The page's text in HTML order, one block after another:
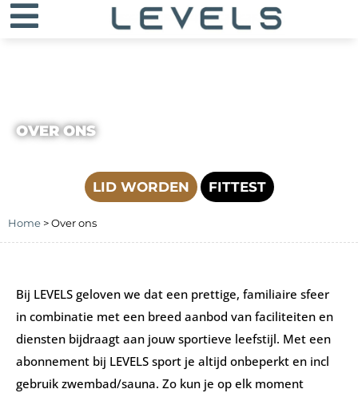
OVER ONS
LID WORDEN FITTEST
Home >Over ons
Bij LEVELS geloven we dat een prettige, familiaire sfeer
in combinatie met een breed aanbod van faciliteiten en
diensten bijdraagt aan jouw sportieve leefstijl. Met een
abonnement bij LEVELS sport je altijd onbeperkt en incl
gebruik zwembad/sauna. Zo kun je op elk moment